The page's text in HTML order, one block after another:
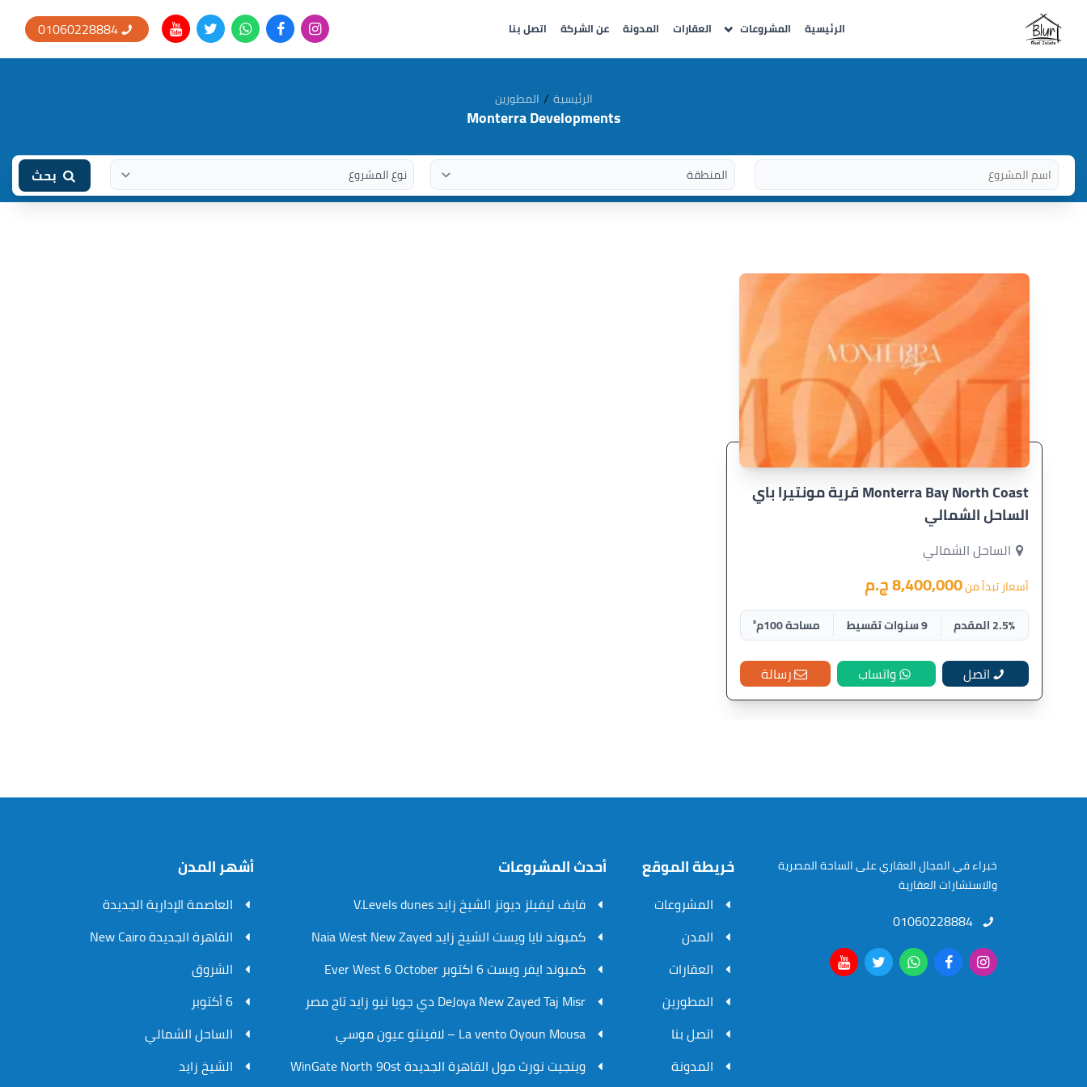
الرئيسية المشروعات العقارات المدونة عن الشركة اتصل بنا 01060228884
الرئيسية / المطورين
Monterra Developments
بحث
Monterra Bay North Coast قرية مونتيرا باي
الساحل الشمالي
الساحل الشمالي
أسعار تبدأ من8,400,000 ج.م
2.5% المقدم 9 سنوات تقسيط مساحة 100م²
اتصل واتساب رسالة
خبراء في المجال العقاري على الساحة المصرية
والاستشارات العقارية
01060228884
خريطة الموقع
المشروعات
المدن
العقارات
المطورين
اتصل بنا
المدونة
أحدث المشروعات
فايف ليفيلز ديونز الشيخ زايد V.Levels dunes
كمبوند نايا ويست الشيخ زايد Naia West New Zayed
كمبوند ايفر ويست 6 اكتوبر Ever West 6 October
DeJoya New Zayed Taj Misr دي جويا نيو زايد تاج مصر
La vento Oyoun Mousa – لافينتو عيون موسي
وينجيت نورث مول القاهرة الجديدة WinGate North 90st
أشهر المدن
العاصمة الإدارية الجديدة
القاهرة الجديدة New Cairo
الشروق
6 أكتوبر
الساحل الشمالي
الشيخ زايد